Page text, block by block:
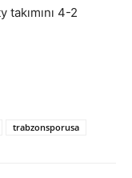
takımını 4-2
trabzonsporusa